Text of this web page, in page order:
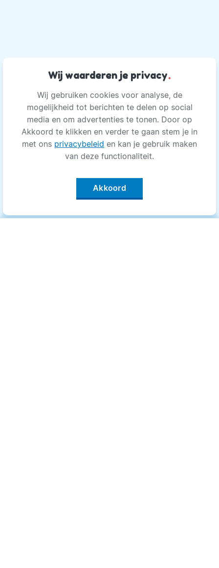
Wij waarderen je privacy.
Wij gebruiken cookies voor analyse, de
mogelijkheid tot berichten te delen op social
media en om advertenties te tonen. Door op
Akkoord te klikken en verder te gaan stem je in
met ons privacybeleid en kan je gebruik maken
van deze functionaliteit.
Akkoord